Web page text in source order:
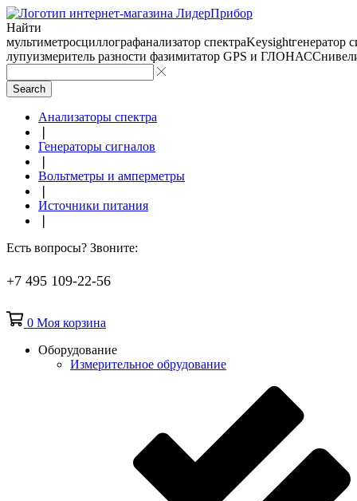
Найти
мультиметросциллографанализатор спектраKeysightгенератор
лупуизмеритель разности фазимитатор GPS и ГЛОНАСС
Search
Анализаторы спектра
Генераторы сигналов
Вольтметры и амперметры
Источники питания
Есть вопросы? Звоните:
+7 495 109-22-56
0 Моя корзина
Оборудование
Измерительное обрудование